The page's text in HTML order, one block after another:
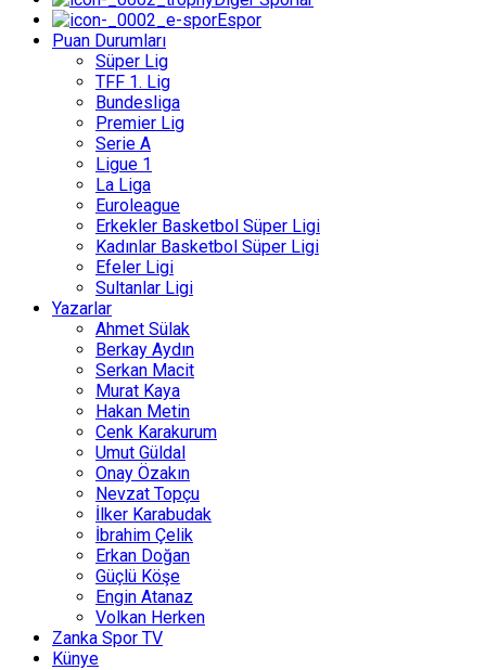
Espor
Puan Durumları
Süper Lig
TFF 1. Lig
Bundesliga
Premier Lig
Serie A
Ligue 1
La Liga
Euroleague
Erkekler Basketbol Süper Ligi
Kadınlar Basketbol Süper Ligi
Efeler Ligi
Sultanlar Ligi
Yazarlar
Ahmet Sülak
Berkay Aydın
Serkan Macit
Murat Kaya
Hakan Metin
Cenk Karakurum
Umut Güldal
Onay Özakın
Nevzat Topçu
İlker Karabudak
İbrahim Çelik
Erkan Doğan
Güçlü Köşe
Engin Atanaz
Volkan Herken
Zanka Spor TV
Künye